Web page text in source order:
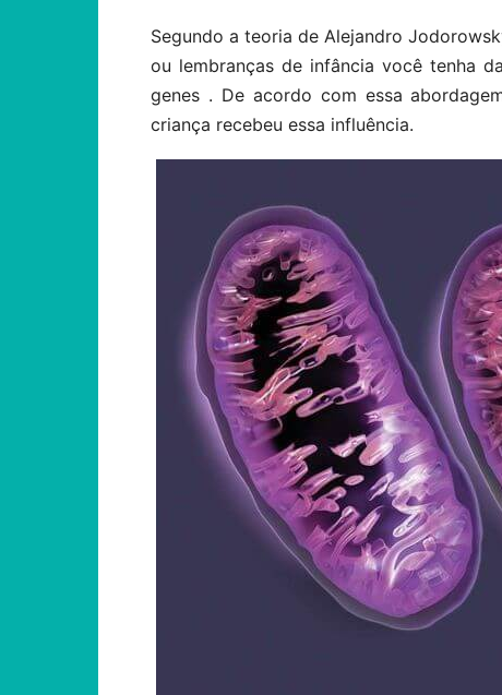
Segundo a teoria de Alejandro
ou lembranças de infância você tenha
genes . De acordo com essa
criança recebeu essa influência.